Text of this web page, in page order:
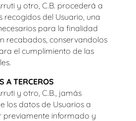
y otro, C.B. procederá a
recogidos del Usuario, una
para la finalidad
recabados, conservandolos
el cumplimiento de las
A TERCEROS
y otro, C.B., jamás
los datos de Usuarios a
previamente informado y